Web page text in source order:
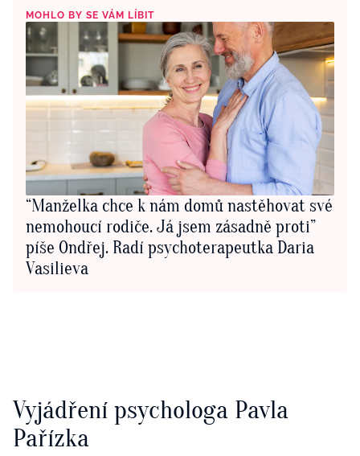
MOHLO BY SE VÁM LÍBIT
“Manželka chce k nám domů nastěhovat své
nemohoucí rodiče. Já jsem zásadně proti”
píše Ondřej. Radí psychoterapeutka Daria
Vasilieva
Vyjádření psychologa Pavla
Pařízka